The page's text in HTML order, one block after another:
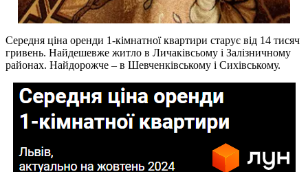
Середня ціна оренди 1-кімнатної квартири старує від 14 тисяч
гривень. Найдешевже житло в Личаківсьому і Залізничному
районах. Найдорожче – в Шевченківському і Сихівському.